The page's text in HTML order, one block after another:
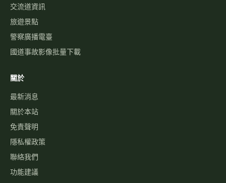
交流道資訊
旅遊景點
警察廣播電臺
國道事故影像批量下載
關於
最新消息
關於本站
免責聲明
隱私權政策
聯絡我們
功能建議